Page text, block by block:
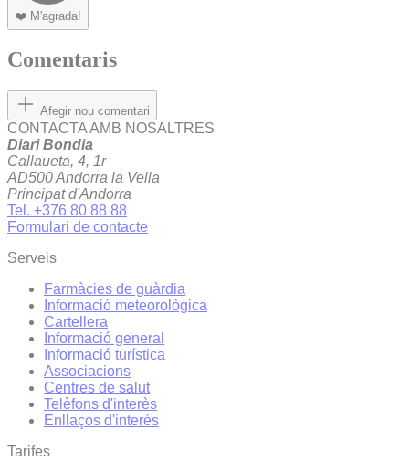
❤️ M'agrada!
Comentaris
Afegir nou comentari
CONTACTA AMB NOSALTRES
Diari Bondia
Callaueta, 4, 1r
AD500 Andorra la Vella
Principat d'Andorra
Tel. +376 80 88 88
Formulari de contacte
Serveis
Farmàcies de guàrdia
Informació meteorològica
Cartellera
Informació general
Informació turística
Associacions
Centres de salut
Telèfons d'interès
Enllaços d'interés
Tarifes